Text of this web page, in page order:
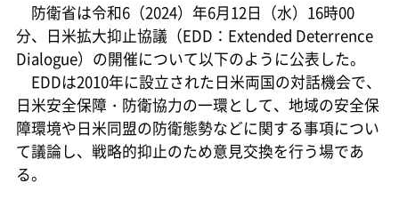
防衛省は令和6（2024）年6月12日（水）16時00
分、日米拡大抑止協議（EDD：Extended Deterrence
Dialogue）の開催について以下のように公表した。
EDDは2010年に設立された日米両国の対話機会で、
日米安全保障・防衛協力の一環として、地域の安全保
障環境や日米同盟の防衛態勢などに関する事項につい
て議論し、戦略的抑止のため意見交換を行う場であ
る。